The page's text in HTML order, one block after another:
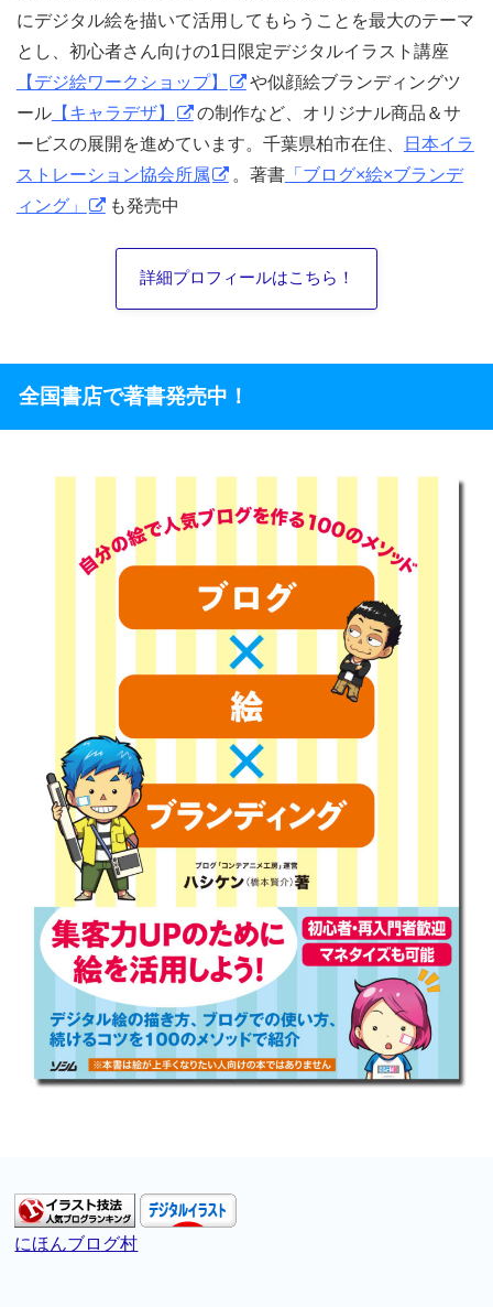
にデジタル絵を描いて活用してもらうことを最大のテーマ
とし、初心者さん向けの1日限定デジタルイラスト講座
【デジ絵ワークショップ】
や似顔絵ブランディングツ
ール【キャラデザ】
の制作など、オリジナル商品＆サ
ービスの展開を進めています。千葉県柏市在住、
日本イラ
ストレーション協会所属
。著書「ブログ×絵×ブランデ
ィング」
も発売中
詳細プロフィールはこちら！
全国書店で著書発売中！
にほんブログ村